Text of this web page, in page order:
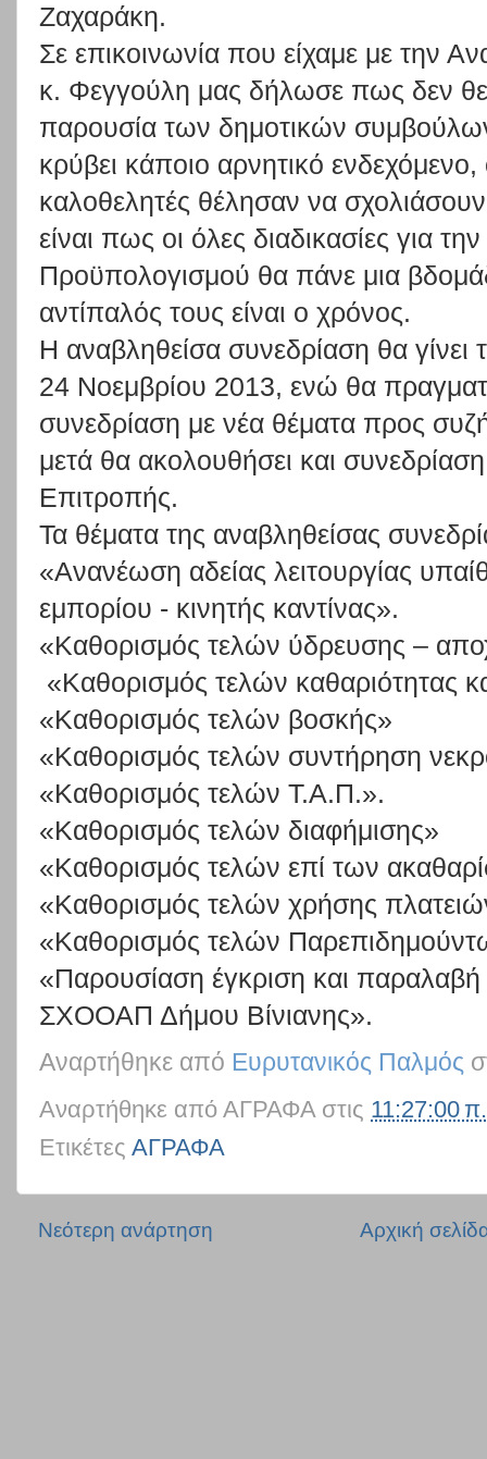
Ζαχαράκη.
Σε επικοινωνία που είχαμε με την
κ. Φεγγούλη μας δήλωσε πως δεν
παρουσία των δημοτικών
κρύβει κάποιο αρνητικό
καλοθελητές θέλησαν να
είναι πως οι όλες διαδικασίες για
Προϋπολογισμού θα πάνε μια
αντίπαλός τους είναι ο χρόνος.
Η αναβληθείσα συνεδρίαση θα γίνει
24 Νοεμβρίου 2013, ενώ θα
συνεδρίαση με νέα θέματα προς
μετά θα ακολουθήσει και
Επιτροπής.
Τα θέματα της αναβληθείσας
«Ανανέωση αδείας λειτουργίας
εμπορίου - κινητής καντίνας».
«Καθορισμός τελών ύδρευσης –
«Καθορισμός τελών καθαριότητας
«Καθορισμός τελών βοσκής»
«Καθορισμός τελών συντήρηση
«Καθορισμός τελών Τ.Α.Π.».
«Καθορισμός τελών διαφήμισης»
«Καθορισμός τελών επί των
«Καθορισμός τελών χρήσης
«Καθορισμός τελών
«Παρουσίαση έγκριση και παραλαβή
ΣΧΟΟΑΠ Δήμου Βίνιανης».
Αναρτήθηκε από Ευρυτανικός Παλμός
Αναρτήθηκε από ΑΓΡΑΦΑ στις 11:27:00
Ετικέτες ΑΓΡΑΦΑ
Νεότερη ανάρτηση Αρχική